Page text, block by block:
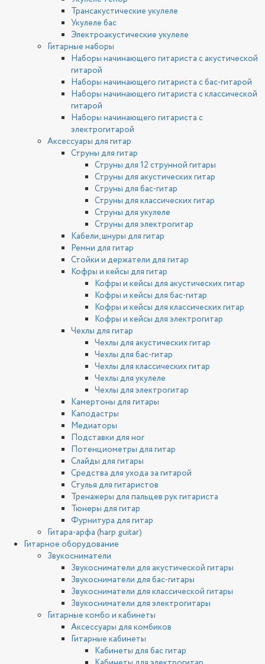
Трансакустические укулеле
Укулеле бас
Электроакустические укулеле
Гитарные наборы
Наборы начинающего гитариста с акустической
гитарой
Наборы начинающего гитариста с бас-гитарой
Наборы начинающего гитариста с классической
гитарой
Наборы начинающего гитариста с
электрогитарой
Аксессуары для гитар
Струны для гитар
Струны для 12 струнной гитары
Струны для акустических гитар
Струны для бас-гитар
Струны для классических гитар
Струны для укулеле
Струны для электрогитар
Кабели, шнуры для гитар
Ремни для гитар
Стойки и держатели для гитар
Кофры и кейсы для гитар
Кофры и кейсы для акустических гитар
Кофры и кейсы для бас-гитар
Кофры и кейсы для классических гитар
Кофры и кейсы для электрогитар
Чехлы для гитар
Чехлы для акустических гитар
Чехлы для бас-гитар
Чехлы для классических гитар
Чехлы для укулеле
Чехлы для электрогитар
Камертоны для гитары
Каподастры
Медиаторы
Подставки для ног
Потенциометры для гитар
Слайды для гитары
Средства для ухода за гитарой
Стулья для гитаристов
Тренажеры для пальцев рук гитариста
Тюнеры для гитар
Фурнитура для гитар
Гитара-арфа (harp guitar)
Гитарное оборудование
Звукосниматели
Звукосниматели для акустической гитары
Звукосниматели для бас-гитары
Звукосниматели для классической гитары
Звукосниматели для электрогитары
Гитарные комбо и кабинеты
Аксессуары для комбиков
Гитарные кабинеты
Кабинеты для бас гитар